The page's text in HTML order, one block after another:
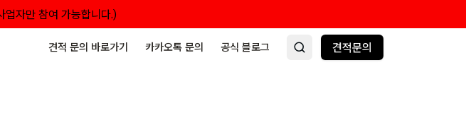
자만 참여 가능합니다.)
견적 문의 바로가기 카카오톡 문의 공식 블로그 견적문의